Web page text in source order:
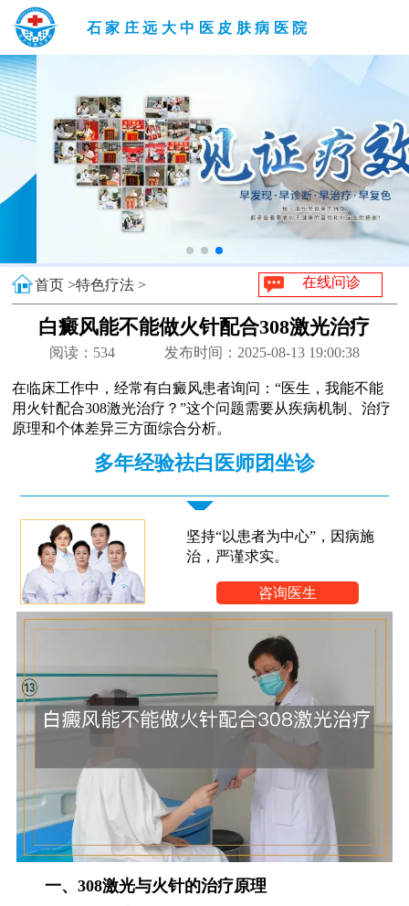
石家庄远大中医皮肤病医院
首页 >特色疗法 > 在线问诊
白癜风能不能做火针配合308激光治疗
阅读： 534 发布时间：2025-08-13 19:00:38
在临床工作中，经常有白癜风患者询问：“医生，我能不能
用火针配合308激光治疗？”这个问题需要从疾病机制、治疗
原理和个体差异三方面综合分析。
多年经验祛白医师团坐诊
坚持“以患者为中心”，因病施
治，严谨求实。
咨询医生
一、308激光与火针的治疗原理